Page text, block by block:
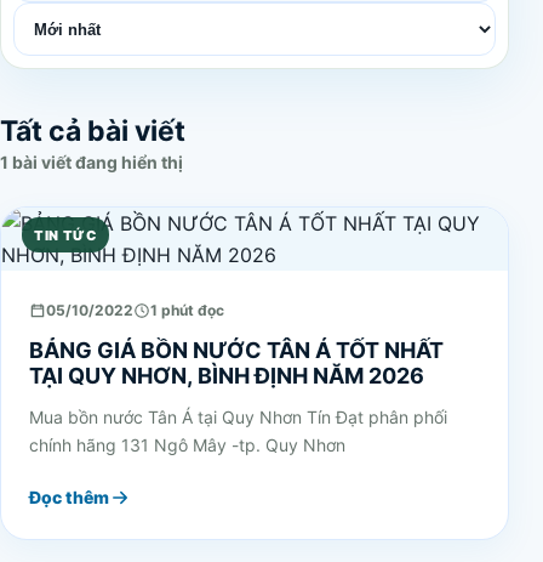
Tất cả bài viết
1 bài viết đang hiển thị
TIN TỨC
05/10/2022 1 phút đọc
BẢNG GIÁ BỒN NƯỚC TÂN Á TỐT NHẤT
TẠI QUY NHƠN, BÌNH ĐỊNH NĂM 2026
Mua bồn nước Tân Á tại Quy Nhơn Tín Đạt phân phối
chính hãng 131 Ngô Mây -tp. Quy Nhơn
Đọc thêm